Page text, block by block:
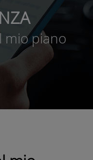
mio piano